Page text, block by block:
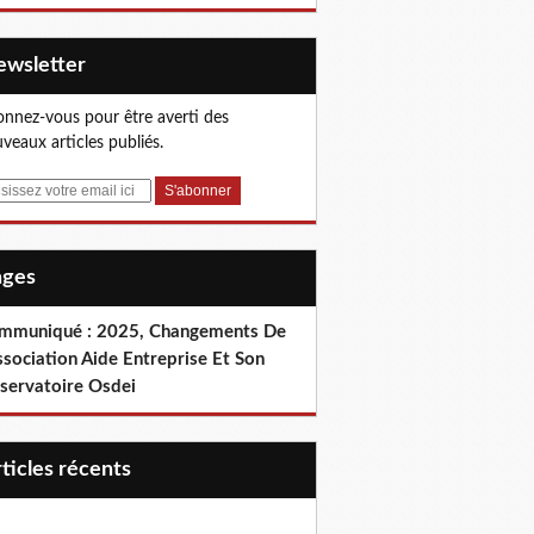
vous pour être averti des
articles publiés.
: 2025, Changements De
Aide Entreprise Et Son
Osdei
récents